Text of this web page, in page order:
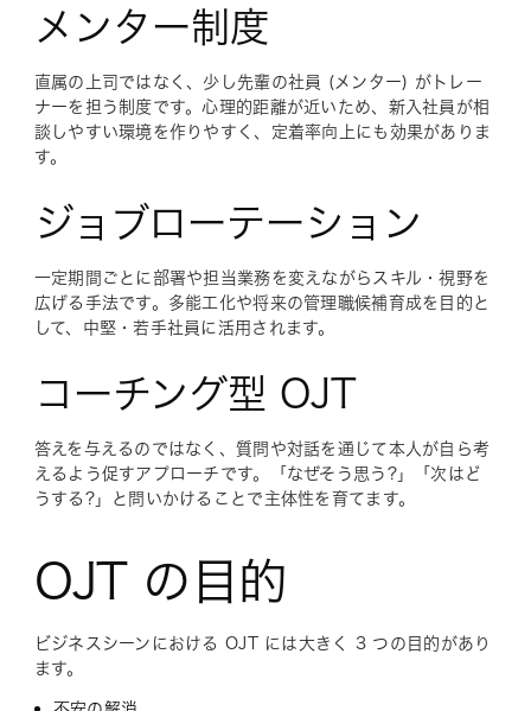
メンター制度
直属の上司ではなく、少し先輩の社員 (メンター) がトレー
ナーを担う制度です。心理的距離が近いため、新入社員が相
談しやすい環境を作りやすく、定着率向上にも効果がありま
す。
ジョブローテーション
一定期間ごとに部署や担当業務を変えながらスキル・視野を
広げる手法です。多能工化や将来の管理職候補育成を目的と
して、中堅・若手社員に活用されます。
コーチング型 OJT
答えを与えるのではなく、質問や対話を通じて本人が自ら考
えるよう促すアプローチです。「なぜそう思う?」「次はど
うする?」と問いかけることで主体性を育てます。
OJT の目的
ビジネスシーンにおける OJT には大きく 3 つの目的があり
ます。